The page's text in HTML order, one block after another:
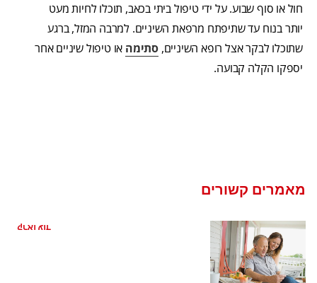
חול או סוף שבוע. על ידי טיפול ביתי בכאב, תוכלו לחיות מעט
יותר בנוח עד שתיפתח מרפאת השיניים. למרבה המזל, ברגע
שתוכלו לבקר אצל רופא השיניים,סתימה או טיפול שיניים אחר
יספקו הקלה קבועה.
מאמרים קשורים
קראו עוד